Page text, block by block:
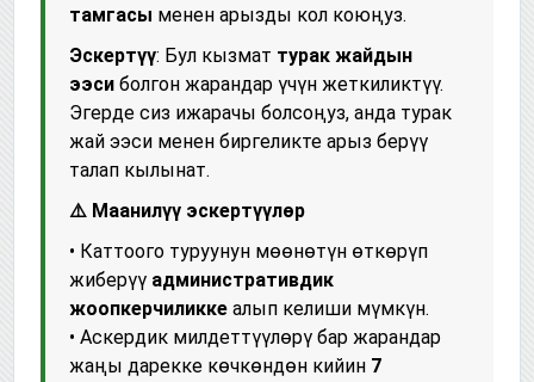
тамгасы менен арызды кол коюңуз.
Эскертүү: Бул кызмат турак жайдын
ээси болгон жарандар үчүн жеткиликтүү.
Эгерде сиз ижарачы болсоңуз, анда турак
жай ээси менен биргеликте арыз берүү
талап кылынат.
⚠️ Маанилүү эскертүүлөр
• Каттоого туруунун мөөнөтүн өткөрүп
жиберүү административдик
жоопкерчиликке алып келиши мүмкүн.
• Аскердик милдеттүүлөрү бар жарандар
жаңы дарекке көчкөндөн кийин 7